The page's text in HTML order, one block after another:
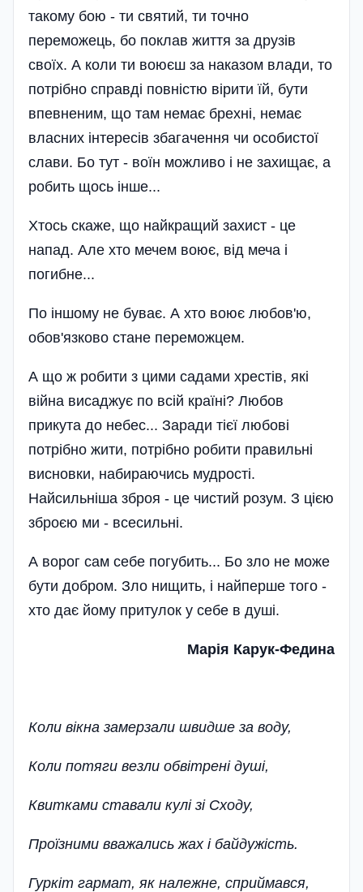
такому бою - ти святий, ти точно
переможець, бо поклав життя за друзів
своїх. А коли ти воюєш за наказом влади, то
потрібно справді повністю вірити їй, бути
впевненим, що там немає брехні, немає
власних інтересів збагачення чи особистої
слави. Бо тут - воїн можливо і не захищає, а
робить щось інше...
Хтось скаже, що найкращий захист - це
напад. Але хто мечем воює, від меча і
погибне...
По іншому не буває. А хто воює любов'ю,
обов'язково стане переможцем.
А що ж робити з цими садами хрестів, які
війна висаджує по всій країні? Любов
прикута до небес... Заради тієї любові
потрібно жити, потрібно робити правильні
висновки, набираючись мудрості.
Найсильніша зброя - це чистий розум. З цією
зброєю ми - всесильні.
А ворог сам себе погубить... Бо зло не може
бути добром. Зло нищить, і найперше того -
хто дає йому притулок у себе в душі.
Марія Карук-Федина
Коли вікна замерзали швидше за воду,
Коли потяги везли обвітрені душі,
Квитками ставали кулі зі Сходу,
Проїзними вважались жах і байдужість.
Гуркіт гармат, як належне, сприймався,